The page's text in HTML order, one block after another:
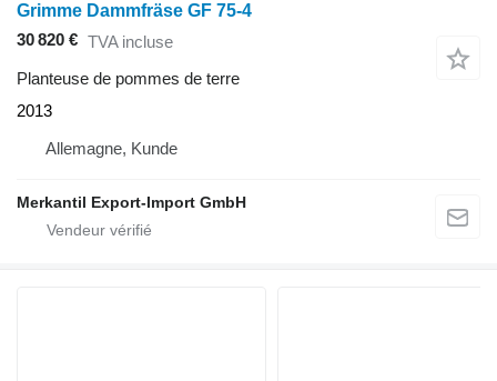
Grimme Dammfräse GF 75-4
30 820 € TVA incluse
Planteuse de pommes de terre
2013
Allemagne, Kunde
Merkantil Export-Import GmbH